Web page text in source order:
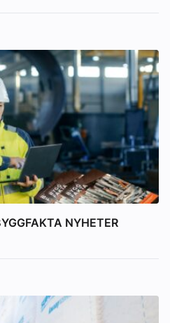
NYHETER